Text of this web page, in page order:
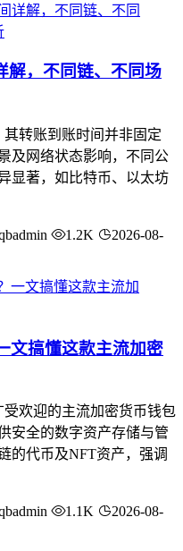
解，不同链、不同场
其转账到账时间并非固定
及网络状态影响，不同公
显著，如比特币、以太坊
1.2K
2026-08-
文搞懂这款主流加密
受欢迎的主流加密货币钱包
安全的数字资产存储与管
的代币及NFT资产，强调
1.1K
2026-08-